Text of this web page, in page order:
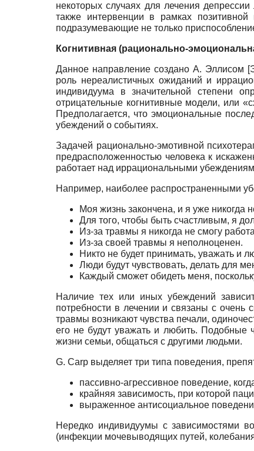
некоторых случаях для лечения
также интервенции в рамках
подразумевающие не только
Когнитивная (рационально-
Данное направление создано А. Эллисом
роль нереалистичных ожиданий и
индивидуума в значительной степени
отрицательные когнитивные модели, или
Предполагается, что эмоциональные
убеждений о событиях.
Задачей рационально-эмотивной
предрасположенностью человека к
работает над иррациональными
Например, наиболее распространенными
Моя жизнь закончена, и я уже никогда
Для того, чтобы быть счастливым, я
Из-за травмы я никогда не смогу
Из-за своей травмы я неполноценен.
Никто не будет принимать, уважать и
Люди будут чувствовать, делать для
Каждый сможет обидеть меня,
Наличие тех или иных убеждений
потребности в лечении и связаны с
травмы возникают чувства печали,
его не будут уважать и любить. Подобные
жизни семьи, общаться с другими людьми.
G. Carp выделяет три типа поведения,
пассивно-агрессивное поведение,
крайняя зависимость, при которой
выраженное антисоциальное
Нередко индивидуумы с зависимостями
(инфекции мочевыводящих путей,